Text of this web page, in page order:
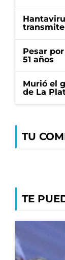
transmite
Pesar
51 años
Murió el
de La
TU
TE